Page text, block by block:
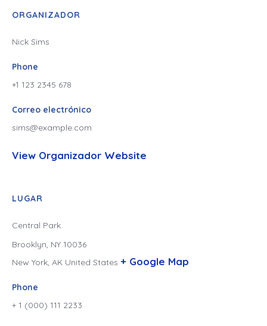
ORGANIZADOR
Nick Sims
Phone
+1 123 2345 678
Correo electrónico
sims@example.com
View Organizador Website
LUGAR
Central Park
Brooklyn, NY 10036
New York, AK United States + Google Map
Phone
+ 1 (000) 111 2233